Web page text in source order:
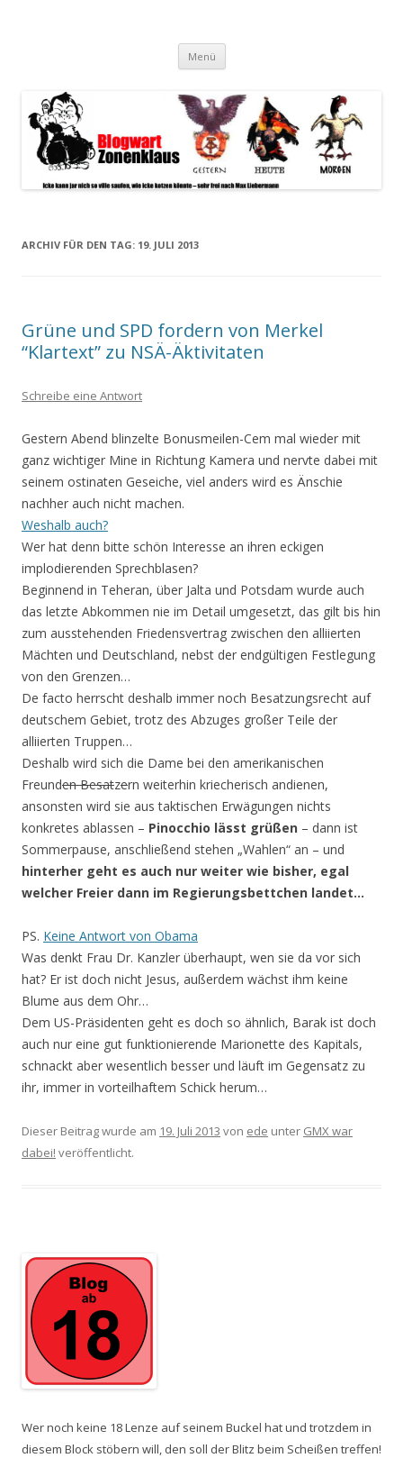
spiegeln im wesentlichen den Gesundheitszustand dieser unserer
Menü Zum
springen
ARCHIV FÜR DEN TAG: 19. JULI 2013
Grüne und SPD fordern von Merkel
“Klartext” zu NSÄ-Äktivitaten
Schreibe eine Antwort
Gestern Abend blinzelte Bonusmeilen-Cem mal wieder mit
ganz wichtiger Mine in Richtung Kamera und nervte dabei mit
seinem ostinaten Geseiche, viel anders wird es Änschie
nachher auch nicht machen.
Weshalb auch?
Wer hat denn bitte schön Interesse an ihren eckigen
implodierenden Sprechblasen?
Beginnend in Teheran, über Jalta und Potsdam wurde auch
das letzte Abkommen nie im Detail umgesetzt, das gilt bis hin
zum ausstehenden Friedensvertrag zwischen den alliierten
Mächten und Deutschland, nebst der endgültigen Festlegung
von den Grenzen…
De facto herrscht deshalb immer noch Besatzungsrecht auf
deutschem Gebiet, trotz des Abzuges großer Teile der
alliierten Truppen…
Deshalb wird sich die Dame bei den amerikanischen
Freunden Besatzern weiterhin kriecherisch andienen,
ansonsten wird sie aus taktischen Erwägungen nichts
konkretes ablassen – Pinocchio lässt grüßen – dann ist
Sommerpause, anschließend stehen „Wahlen“ an – und
hinterher geht es auch nur weiter wie bisher, egal
welcher Freier dann im Regierungsbettchen landet…
PS. Keine Antwort von Obama
Was denkt Frau Dr. Kanzler überhaupt, wen sie da vor sich
hat? Er ist doch nicht Jesus, außerdem wächst ihm keine
Blume aus dem Ohr…
Dem US-Präsidenten geht es doch so ähnlich, Barak ist doch
auch nur eine gut funktionierende Marionette des Kapitals,
schnackt aber wesentlich besser und läuft im Gegensatz zu
ihr, immer in vorteilhaftem Schick herum…
Dieser Beitrag wurde am 19. Juli 2013 von ede unter GMX war
dabei! veröffentlicht.
Wer noch keine 18 Lenze auf seinem Buckel hat und trotzdem in
diesem Block stöbern will, den soll der Blitz beim Scheißen treffen!